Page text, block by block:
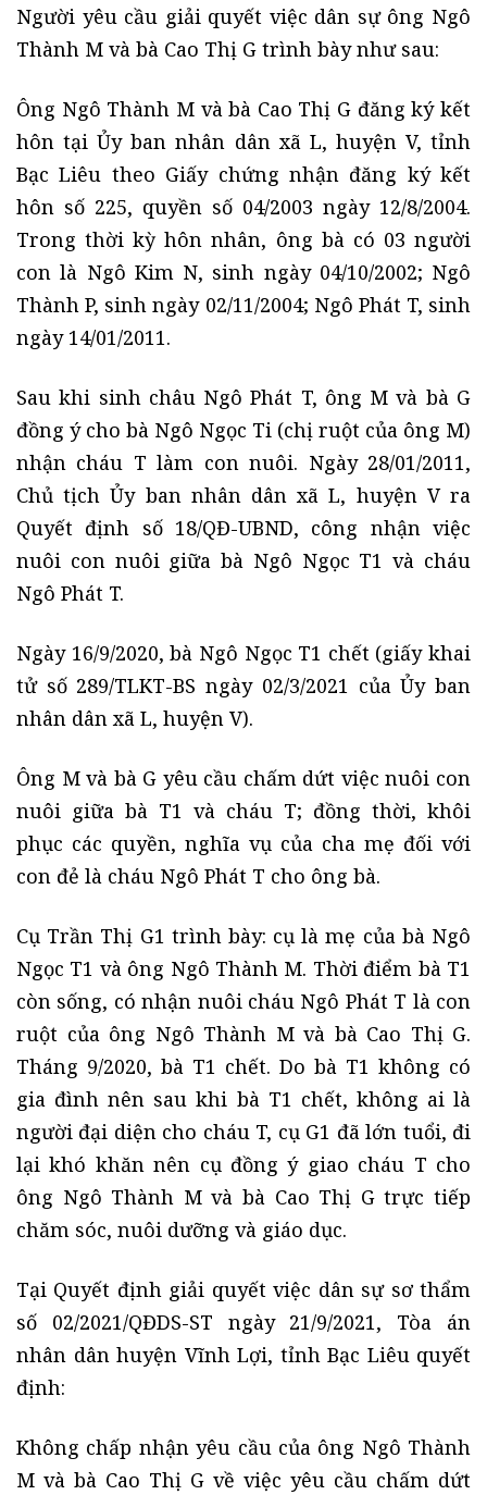
Người yêu cầu giải quyết việc dân sự ông Ngô
Thành M và bà Cao Thị G trình bày như sau:
Ông Ngô Thành M và bà Cao Thị G đăng ký kết
hôn tại Ủy ban nhân dân xã L, huyện V, tỉnh
Bạc Liêu theo Giấy chứng nhận đăng ký kết
hôn số 225, quyền số 04/2003 ngày 12/8/2004.
Trong thời kỳ hôn nhân, ông bà có 03 người
con là Ngô Kim N, sinh ngày 04/10/2002; Ngô
Thành P, sinh ngày 02/11/2004; Ngô Phát T, sinh
ngày 14/01/2011.
Sau khi sinh châu Ngô Phát T, ông M và bà G
đồng ý cho bà Ngô Ngọc Ti (chị ruột của ông M)
nhận cháu T làm con nuôi. Ngày 28/01/2011,
Chủ tịch Ủy ban nhân dân xã L, huyện V ra
Quyết định số 18/QĐ-UBND, công nhận việc
nuôi con nuôi giữa bà Ngô Ngọc T1 và cháu
Ngô Phát T.
Ngày 16/9/2020, bà Ngô Ngọc T1 chết (giấy khai
tử số 289/TLKT-BS ngày 02/3/2021 của Ủy ban
nhân dân xã L, huyện V).
Ông M và bà G yêu cầu chấm dứt việc nuôi con
nuôi giữa bà T1 và cháu T; đồng thời, khôi
phục các quyền, nghĩa vụ của cha mẹ đối với
con đẻ là cháu Ngô Phát T cho ông bà.
Cụ Trần Thị G1 trình bày: cụ là mẹ của bà Ngô
Ngọc T1 và ông Ngô Thành M. Thời điểm bà T1
còn sống, có nhận nuôi cháu Ngô Phát T là con
ruột của ông Ngô Thành M và bà Cao Thị G.
Tháng 9/2020, bà T1 chết. Do bà T1 không có
gia đình nên sau khi bà T1 chết, không ai là
người đại diện cho cháu T, cụ G1 đã lớn tuổi, đi
lại khó khăn nên cụ đồng ý giao cháu T cho
ông Ngô Thành M và bà Cao Thị G trực tiếp
chăm sóc, nuôi dưỡng và giáo dục.
Tại Quyết định giải quyết việc dân sự sơ thẩm
số 02/2021/QĐDS-ST ngày 21/9/2021, Tòa án
nhân dân huyện Vĩnh Lợi, tỉnh Bạc Liêu quyết
định:
Không chấp nhận yêu cầu của ông Ngô Thành
M và bà Cao Thị G về việc yêu cầu chấm dứt